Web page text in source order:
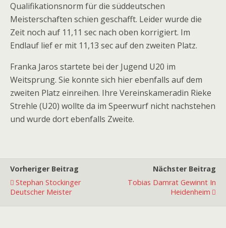
Qualifikationsnorm für die süddeutschen
Meisterschaften schien geschafft. Leider wurde die
Zeit noch auf 11,11 sec nach oben korrigiert. Im
Endlauf lief er mit 11,13 sec auf den zweiten Platz.
Franka Jaros startete bei der Jugend U20 im
Weitsprung. Sie konnte sich hier ebenfalls auf dem
zweiten Platz einreihen. Ihre Vereinskameradin Rieke
Strehle (U20) wollte da im Speerwurf nicht nachstehen
und wurde dort ebenfalls Zweite.
Vorheriger Beitrag
Stephan Stockinger
Deutscher Meister
Nächster Beitrag
Tobias Damrat Gewinnt In
Heidenheim